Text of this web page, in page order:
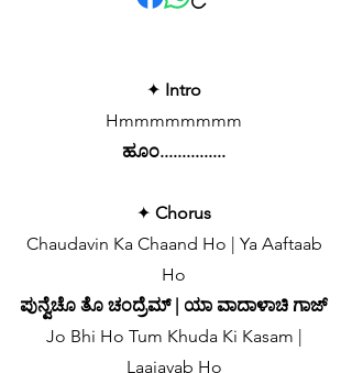
✦ Intro
Hmmmmmmmm
ಹೂಂ...............
✦ Chorus
Chaudavin Ka Chaand Ho | Ya Aaftaab
Ho
ಪುನ್ವೆಚೊ ತೊ ಚಂದ್ರೆಮ್ | ಯಾ ವಾದಾಳಾಚಿ ಗಾಜ್
Jo Bhi Ho Tum Khuda Ki Kasam |
Laajavab Ho